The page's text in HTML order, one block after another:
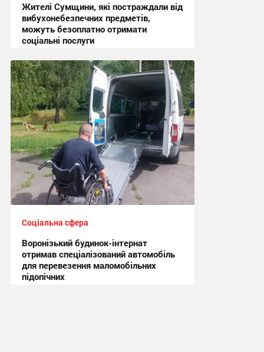
Жителі Сумщини, які постраждали від
вибухонебезпечних предметів,
можуть безоплатно отримати
соціальні послуги
19:09, 28.07.2026
Соціальна сфера
Воронізький будинок-інтернат
отримав спеціалізований автомобіль
для перевезення маломобільних
підопічних